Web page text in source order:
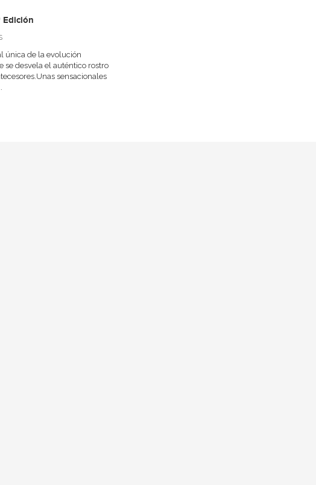
Edición
única de la evolución
se desvela el auténtico rostro
sensacionales